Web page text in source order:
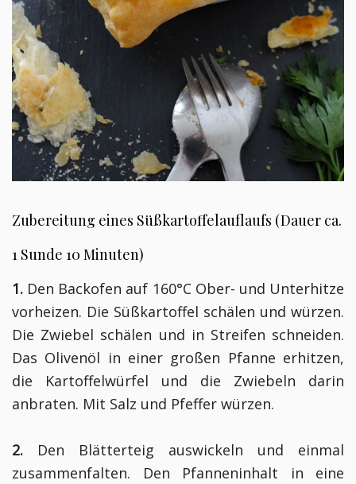
Zubereitung eines Süßkartoffelauflaufs (Dauer ca.
1 Sunde 10 Minuten)
1. Den Backofen auf 160°C Ober- und Unterhitze
vorheizen. Die Süßkartoffel schälen und würzen.
Die Zwiebel schälen und in Streifen schneiden.
Das Olivenöl in einer großen Pfanne erhitzen,
die Kartoffelwürfel und die Zwiebeln darin
anbraten. Mit Salz und Pfeffer würzen.
2. Den Blätterteig auswickeln und einmal
zusammenfalten. Den Pfanneninhalt in eine